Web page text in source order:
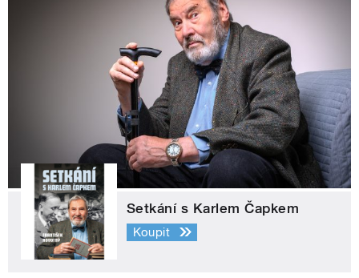
Setkání s Karlem Čapkem
Koupit